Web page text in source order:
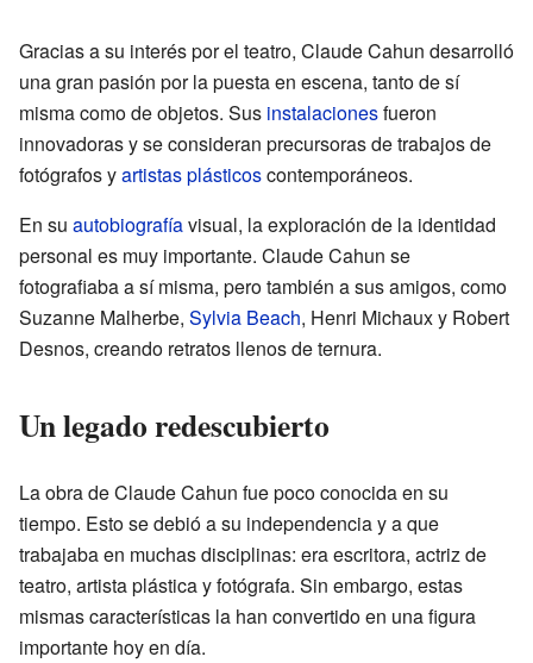
Gracias a su interés por el teatro, Claude Cahun desarrolló
una gran pasión por la puesta en escena, tanto de sí
misma como de objetos. Sus instalacionesfueron
innovadoras y se consideran precursoras de trabajos de
fotógrafos yartistas plásticoscontemporáneos.
En su autobiografíavisual, la exploración de la identidad
personal es muy importante. Claude Cahun se
fotografiaba a sí misma, pero también a sus amigos, como
Suzanne Malherbe, Sylvia Beach, Henri Michaux y Robert
Desnos, creando retratos llenos de ternura.
Un legado redescubierto
La obra de Claude Cahun fue poco conocida en su
tiempo. Esto se debió a su independencia y a que
trabajaba en muchas disciplinas: era escritora, actriz de
teatro, artista plástica y fotógrafa. Sin embargo, estas
mismas características la han convertido en una figura
importante hoy en día.